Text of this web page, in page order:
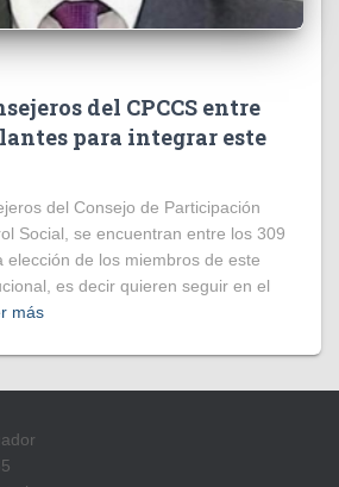
del CPCCS entre
para integrar este
del Consejo de Participación
Social, se encuentran entre los 309
elección de los miembros de este
es decir quieren seguir en el
más